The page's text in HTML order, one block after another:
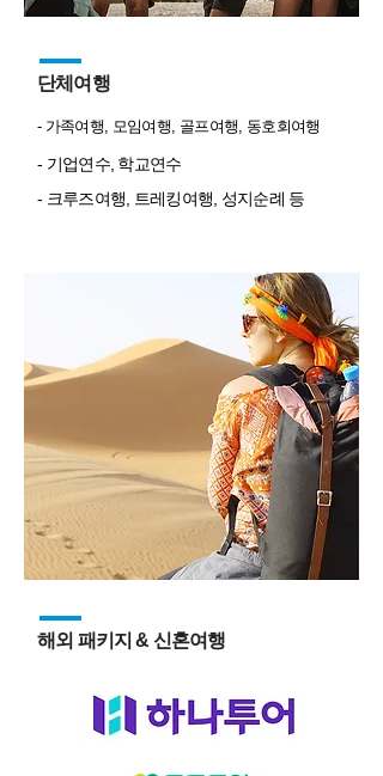
단체여행
- 가족여행, 모임여행, 골프여행, 동호회여행
- 기업연수, 학교연수
- 크루즈여행, 트레킹여행, 성지순례 등
해외 패키지 & 신혼여행